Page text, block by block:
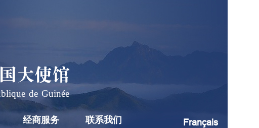
大使馆
de Guinée
经商服务 联系我们 Français